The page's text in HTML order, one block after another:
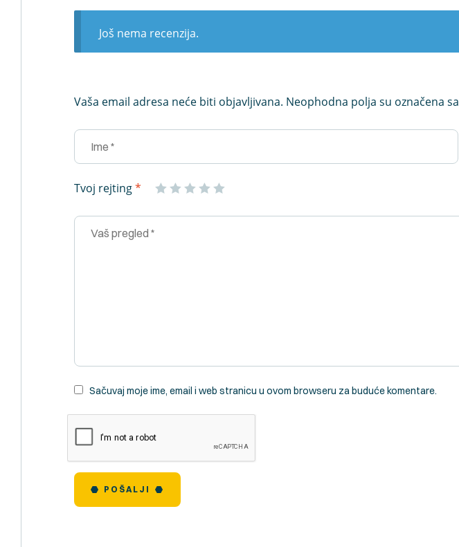
Još nema recenzija.
Vaša email adresa neće biti objavljivana. Neophodna polja su označena sa
Tvoj rejting*
Sačuvaj moje ime, email i web stranicu u ovom browseru za buduće komentare.
POŠALJI